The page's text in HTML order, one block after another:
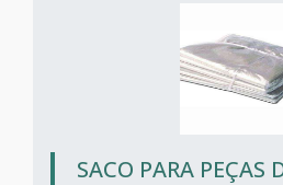
SACO PARA PEÇAS